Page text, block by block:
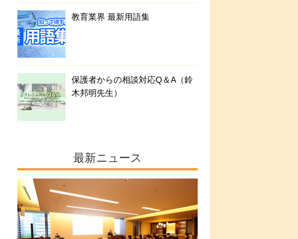
教育業界 最新用語集
保護者からの相談対応Q＆A（鈴
木邦明先生）
最新ニュース